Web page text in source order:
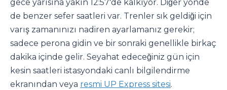
gece yarısına yakın 12:57'de kalkıyor. Diğer yönde
de benzer sefer saatleri var. Trenler sık geldiği için
varış zamanınızı nadiren ayarlamanız gerekir;
sadece perona gidin ve bir sonraki genellikle birkaç
dakika içinde gelir. Seyahat edeceğiniz gün için
kesin saatleri istasyondaki canlı bilgilendirme
ekranından veya resmi UP Express sitesi.